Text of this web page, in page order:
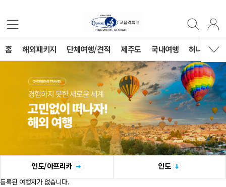
홈 해외패키지 단체여행/견적 제주도 국내여행 허니문
인도/아프리카 인도
등록된 여행지가 없습니다.